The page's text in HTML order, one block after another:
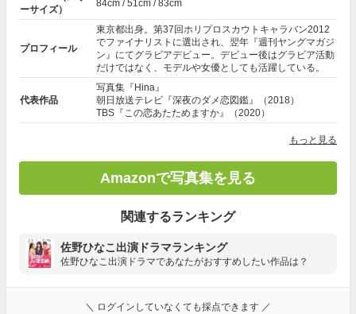
ーサイズ）
84cm / 51cm / 83cm
プロフィール
東京都出身。第37回ホリプロスカウトキャラバン2012
でファイナリストに選出され、翌年『週刊ヤングマガジ
ン』にてグラビアデビュー。デビュー後はグラビア活動
だけではなく、モデルや女優としても活躍している。
代表作品
写真集『Hina』
朝日放送テレビ『深夜のダメ恋図鑑』（2018）
TBS『この恋あたためますか』（2020）
もっと見る
Amazonで写真集を見る
関連するランキング
佐野ひなこ出演ドラマランキング
佐野ひなこ出演ドラマであなたがおすすめしたい作品は？
＼ ログインしていなくても採点できます ／